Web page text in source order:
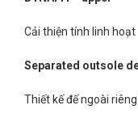
Cải thiện tính linh hoạt
Separated outsole
Thiết kế đế ngoài